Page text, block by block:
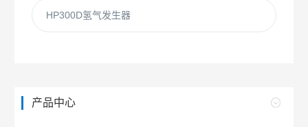
HP300D氢气发生器
产品中心